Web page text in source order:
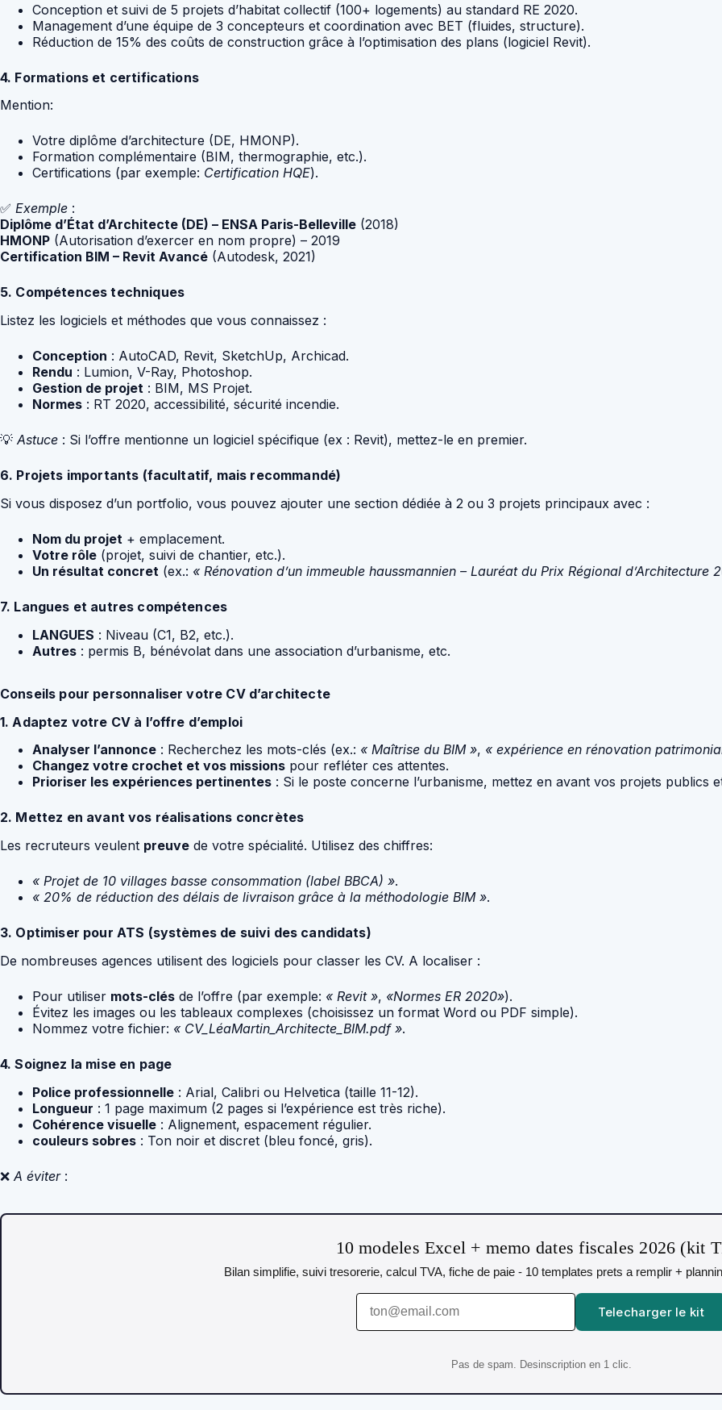
Conception et suivi de 5 projets d’habitat collectif (100+ logements) au standard RE 2020.
Management d’une équipe de 3 concepteurs et coordination avec BET (fluides, structure).
Réduction de 15% des coûts de construction grâce à l’optimisation des plans (logiciel Revit).
4. Formations et certifications
Mention:
Votre diplôme d’architecture (DE, HMONP).
Formation complémentaire (BIM, thermographie, etc.).
Certifications (par exemple: Certification HQE).
✅ Exemple :
Diplôme d’État d’Architecte (DE) – ENSA Paris-Belleville (2018)
HMONP (Autorisation d’exercer en nom propre) – 2019
Certification BIM – Revit Avancé (Autodesk, 2021)
5. Compétences techniques
Listez les logiciels et méthodes que vous connaissez :
Conception : AutoCAD, Revit, SketchUp, Archicad.
Rendu : Lumion, V-Ray, Photoshop.
Gestion de projet : BIM, MS Projet.
Normes : RT 2020, accessibilité, sécurité incendie.
💡Astuce : Si l’offre mentionne un logiciel spécifique (ex : Revit), mettez-le en premier.
6. Projets importants (facultatif, mais recommandé)
Si vous disposez d’un portfolio, vous pouvez ajouter une section dédiée à 2 ou 3 projets principaux avec :
Nom du projet + emplacement.
Votre rôle (projet, suivi de chantier, etc.).
Un résultat concret (ex.: « Rénovation d’un immeuble haussmannien – Lauréat du Prix Régional d’Architecture
7. Langues et autres compétences
LANGUES : Niveau (C1, B2, etc.).
Autres : permis B, bénévolat dans une association d’urbanisme, etc.
Conseils pour personnaliser votre CV d’architecte
1. Adaptez votre CV à l’offre d’emploi
Analyser l’annonce : Recherchez les mots-clés (ex.: « Maîtrise du BIM », « expérience en rénovation
Changez votre crochet et vos missions pour refléter ces attentes.
Prioriser les expériences pertinentes : Si le poste concerne l’urbanisme, mettez en avant vos projets publics
2. Mettez en avant vos réalisations concrètes
Les recruteurs veulent preuve de votre spécialité. Utilisez des chiffres:
« Projet de 10 villages basse consommation (label BBCA) ».
« 20% de réduction des délais de livraison grâce à la méthodologie BIM ».
3. Optimiser pour ATS (systèmes de suivi des candidats)
De nombreuses agences utilisent des logiciels pour classer les CV. A localiser :
Pour utiliser mots-clés de l’offre (par exemple: « Revit », «Normes ER 2020»).
Évitez les images ou les tableaux complexes (choisissez un format Word ou PDF simple).
Nommez votre fichier: « CV_LéaMartin_Architecte_BIM.pdf ».
4. Soignez la mise en page
Police professionnelle : Arial, Calibri ou Helvetica (taille 11-12).
Longueur : 1 page maximum (2 pages si l’expérience est très riche).
Cohérence visuelle : Alignement, espacement régulier.
couleurs sobres : Ton noir et discret (bleu foncé, gris).
❌ A éviter:
10 modeles Excel + memo dates fiscales 2026 (kit
Bilan simplifie, suivi tresorerie, calcul TVA, fiche de paie - 10 templates prets a remplir +
Telecharger le kit
Pas de spam. Desinscription en 1 clic.